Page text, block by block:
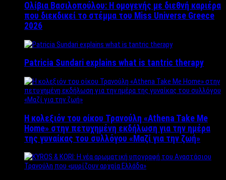
Ολίβια Βασιλοπούλου: Η ομογενής με διεθνή καριέρα
που διεκδικεί το στέμμα του Miss Universe Greece
2026
Patricia Sundari explains what is tantric therapy
Η κολεξιόν του οίκου Τρανούλη «Athena Take Me
Home» στην πετυχημένη εκδήλωση για την ημέρα
της γυναίκας του συλλόγου «Μαζί για την ζωή»